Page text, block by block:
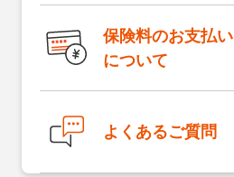
保険料のお支払い
について
よくあるご質問